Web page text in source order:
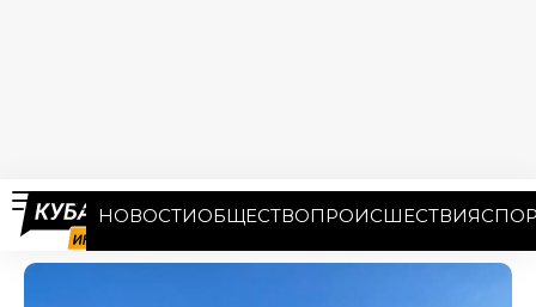
НОВОСТИОБЩЕСТВОПРОИСШЕСТВИЯ